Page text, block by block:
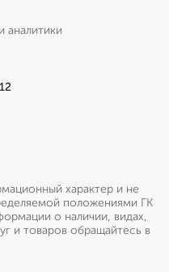
аналитики
характер и не
положениями ГК
о наличии, видах,
и товаров обращайтесь в